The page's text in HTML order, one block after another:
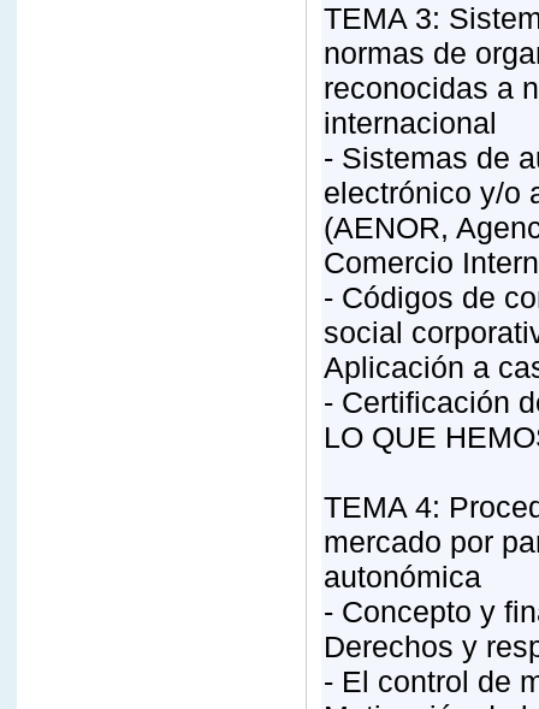
TEMA 3:
normas de
reconocidas a
internacional
- Sistemas de
electrónico y/o
(AENOR,
Comercio
- Códigos de
social
Aplicación a
- Certificación
LO QUE
TEMA 4:
mercado por
autonómica
- Concepto y
Derechos y
- El control de